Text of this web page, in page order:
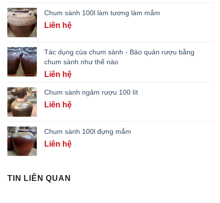
Chum sành 100l làm tương làm mắm
Liên hệ
Tác dụng của chum sành - Bảo quản rượu bằng
chum sành như thế nào
Liên hệ
Chum sành ngâm rượu 100 lít
Liên hệ
Chum sành 100l đựng mắm
Liên hệ
TIN LIÊN QUAN